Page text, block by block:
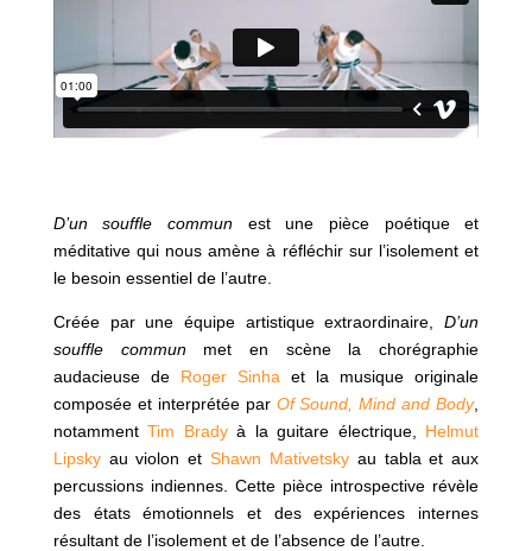
D’un souffle commun estune pièce poétique et
méditative qui nous amène à réfléchir sur l’isolement et
le besoin essentiel de l’autre.
Créée par une équipe artistique extraordinaire,D’un
souffle communmet en scène la chorégraphie
audacieuse de Roger Sinha et la musique originale
composée et interprétée par Of Sound, Mind and Body,
notammentTim Bradyà la guitare électrique, Helmut
Lipskyau violon etShawn Mativetskyau tabla et aux
percussions indiennes. Cette pièce introspective révèle
des états émotionnels et des expériences internes
résultant de l’isolement et de l’absence de l’autre.